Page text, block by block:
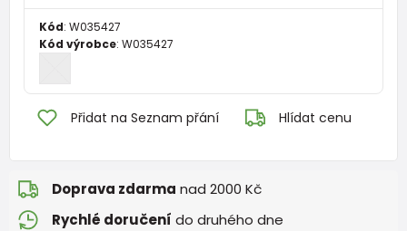
Kód: W035427
Kód výrobce: W035427
Přidat na Seznam přání Hlídat cenu
Doprava zdarma nad 2000 Kč
Rychlé doručení do druhého dne